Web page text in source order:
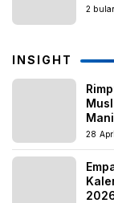
2
INSIGHT
28